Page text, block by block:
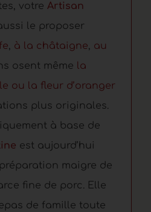
votre Artisan
le proposer
, à la châtaigne, au
osent même la
ou la fleur d’oranger
plus originales.
à base de
est aujourd’hui
maigre de
fine de porc. Elle
de famille toute